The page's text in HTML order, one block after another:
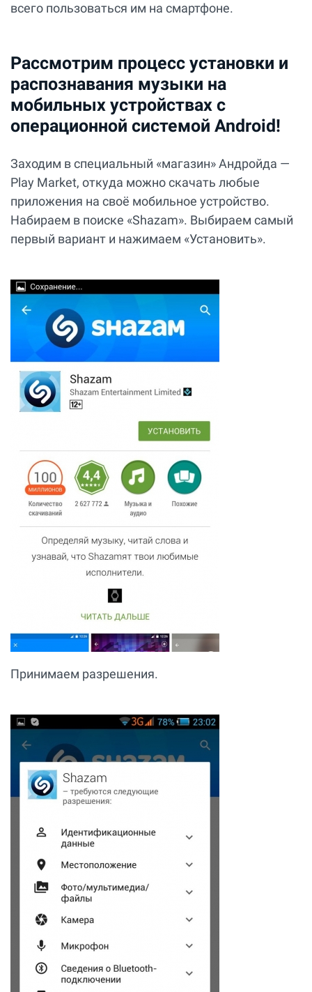
всего пользоваться им на смартфоне.
Рассмотрим процесс установки и
распознавания музыки на
мобильных устройствах с
операционной системой Android!
Заходим в специальный «магазин» Андройда —
Play Market, откуда можно скачать любые
приложения на своё мобильное устройство.
Набираем в поиске «Shazam». Выбираем самый
первый вариант и нажимаем «Установить».
Принимаем разрешения.